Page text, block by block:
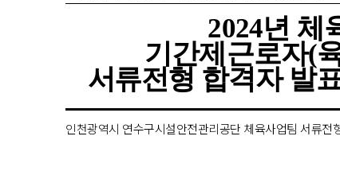
2024년 체
기간제근로자(
서류전형 합격자 발
인천광역시 연수구시설안전관리공단 체육사업팀 서류전